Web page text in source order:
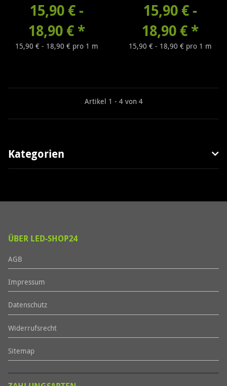
15,90 € -
18,90 € *
15,90 € - 18,90 € pro 1 m
15,90 € -
18,90 € *
15,90 € - 18,90 € pro 1 m
Artikel 1 - 4 von 4
Kategorien
ÜBER LED-SHOP24
AGB
Impressum
Datenschutz
Widerrufsrecht
Sitemap